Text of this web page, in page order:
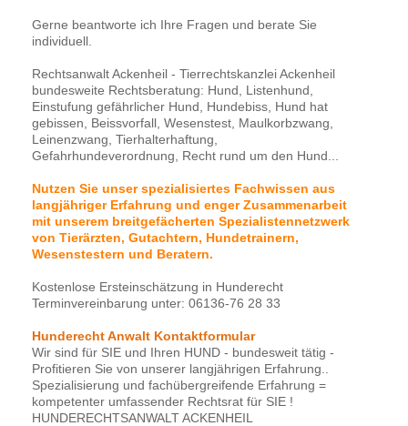
Gerne beantworte ich Ihre Fragen und berate Sie
individuell.
Rechtsanwalt Ackenheil - Tierrechtskanzlei Ackenheil
bundesweite Rechtsberatung: Hund, Listenhund,
Einstufung gefährlicher Hund, Hundebiss, Hund hat
gebissen, Beissvorfall, Wesenstest, Maulkorbzwang,
Leinenzwang, Tierhalterhaftung,
Gefahrhundeverordnung, Recht rund um den Hund...
Nutzen Sie unser spezialisiertes Fachwissen aus
langjähriger Erfahrung und enger Zusammenarbeit
mit unserem breitgefächerten Spezialistennetzwerk
von Tierärzten, Gutachtern, Hundetrainern,
Wesenstestern und Beratern.
Kostenlose Ersteinschätzung in Hunderecht
Terminvereinbarung unter: 06136-76 28 33
Hunderecht Anwalt Kontaktformular
Wir sind für SIE und Ihren HUND - bundesweit tätig -
Profitieren Sie von unserer langjährigen Erfahrung..
Spezialisierung und fachübergreifende Erfahrung =
kompetenter umfassender Rechtsrat für SIE !
HUNDERECHTSANWALT ACKENHEIL